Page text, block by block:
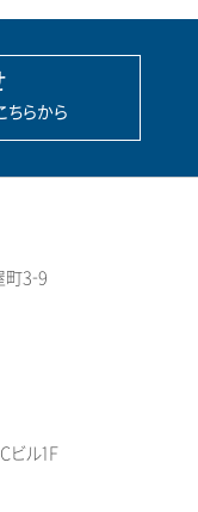
らから
町3-9
ビル1F